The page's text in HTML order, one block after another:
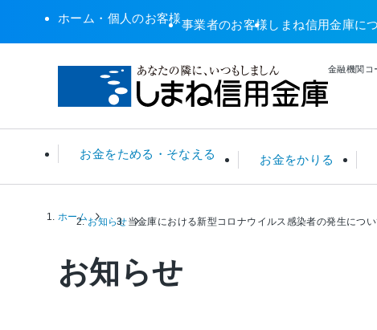
ホーム・個人のお客様事業者のお客様 しまね信用金庫に
金融機関コ
お金をためる・そなえる
普通預金・総合口座 定期預金
投資信託
お金をかりる
住宅ローン リフォーム
カーローン
ATM関連サービス 店舗・
その他サービス
年金無料相談 税務相談
住宅ローンシミュレータ
預金金利 一覧 ローン金利
ホームお知らせ当金庫における新型コロナウイルス感染者の発生につい
お知らせ